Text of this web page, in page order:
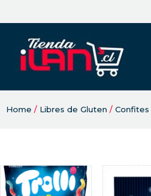
Home / Libres de Gluten / Confites